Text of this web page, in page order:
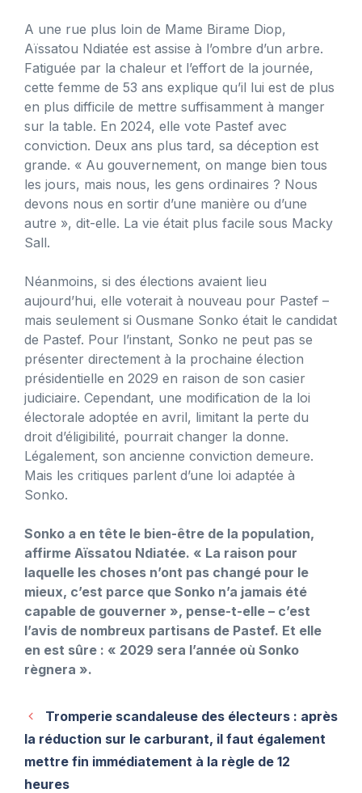
A une rue plus loin de Mame Birame Diop,
Aïssatou Ndiatée est assise à l’ombre d’un arbre.
Fatiguée par la chaleur et l’effort de la journée,
cette femme de 53 ans explique qu’il lui est de plus
en plus difficile de mettre suffisamment à manger
sur la table. En 2024, elle vote Pastef avec
conviction. Deux ans plus tard, sa déception est
grande. « Au gouvernement, on mange bien tous
les jours, mais nous, les gens ordinaires ? Nous
devons nous en sortir d’une manière ou d’une
autre », dit-elle. La vie était plus facile sous Macky
Sall.
Néanmoins, si des élections avaient lieu
aujourd’hui, elle voterait à nouveau pour Pastef –
mais seulement si Ousmane Sonko était le candidat
de Pastef. Pour l’instant, Sonko ne peut pas se
présenter directement à la prochaine élection
présidentielle en 2029 en raison de son casier
judiciaire. Cependant, une modification de la loi
électorale adoptée en avril, limitant la perte du
droit d’éligibilité, pourrait changer la donne.
Légalement, son ancienne conviction demeure.
Mais les critiques parlent d’une loi adaptée à
Sonko.
Sonko a en tête le bien-être de la population,
affirme Aïssatou Ndiatée. « La raison pour
laquelle les choses n’ont pas changé pour le
mieux, c’est parce que Sonko n’a jamais été
capable de gouverner », pense-t-elle – c’est
l’avis de nombreux partisans de Pastef. Et elle
en est sûre : « 2029 sera l’année où Sonko
règnera ».
Tromperie scandaleuse des électeurs : après
la réduction sur le carburant, il faut également
mettre fin immédiatement à la règle de 12
heures